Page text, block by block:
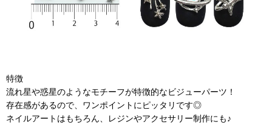
特徴
流れ星や惑星のようなモチーフが特徴的なビジューパーツ！
存在感があるので、ワンポイントにピッタリです◎
ネイルアートはもちろん、レジンやアクセサリー制作にも♪